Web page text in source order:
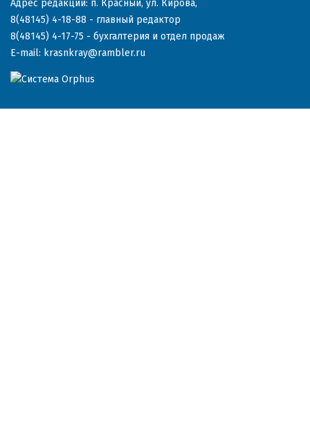
Адрес редакции: п. Красный, ул. Кирова,
8(48145) 4-18-88 - главный редактор
8(48145) 4-17-75 - бухгалтерия и отдел продаж
E-mail: krasnkray@rambler.ru